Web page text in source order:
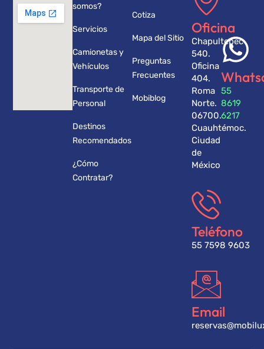
somos?
Servicios
Camionetas y
Vehículos
Transporte de
Personal
Destinos
Recomendados
¿Cómo
Contratar?
Cotiza
Mapa del Sitio
Preguntas
Frecuentes
Mobiblog
Oficina
Chapultepec
540.
Oficina
404.
Roma
Norte.
06700.
Cuauhtémoc.
Ciudad
de
México
55
8619
6217
Teléfono
55 7598 9603
Email